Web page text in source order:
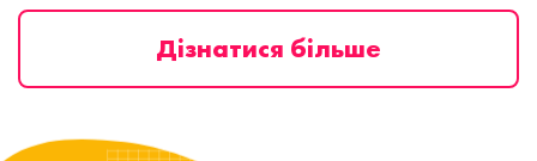
Дізнатися більше